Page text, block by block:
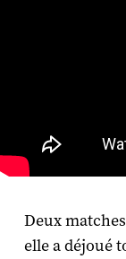
Deux
elle a déjoué